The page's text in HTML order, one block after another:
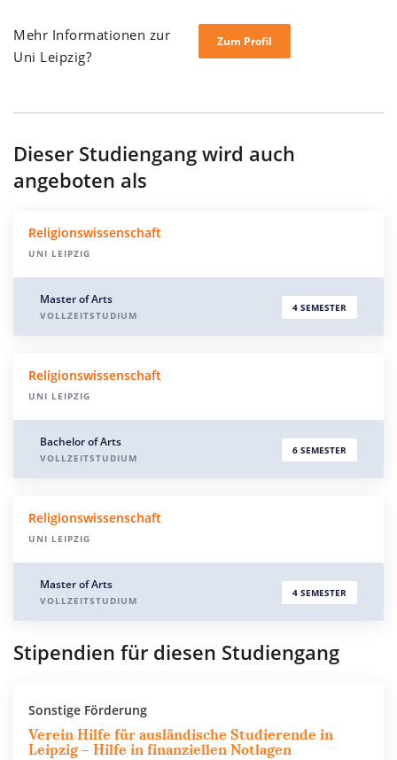
Mehr Informationen zur
Uni Leipzig?
Zum Profil
Dieser Studiengang wird auch
angeboten als
Religionswissenschaft
UNI LEIPZIG
Master of Arts
VOLLZEITSTUDIUM
4 SEMESTER
Religionswissenschaft
UNI LEIPZIG
Bachelor of Arts
VOLLZEITSTUDIUM
6 SEMESTER
Religionswissenschaft
UNI LEIPZIG
Master of Arts
VOLLZEITSTUDIUM
4 SEMESTER
Stipendien für diesen Studiengang
Sonstige Förderung
Verein Hilfe für ausländische Studierende in
Leipzig – Hilfe in finanziellen Notlagen